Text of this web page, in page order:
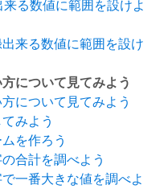
る数値に範囲を設けよ
来る数値に範囲を設け
について見てみよう
について見てみよう
みよう
を作ろう
合計を調べよう
一番大きな値を調べよ